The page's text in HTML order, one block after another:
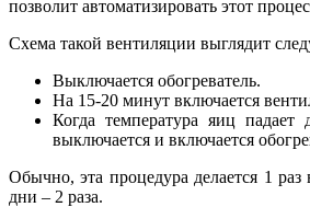
позволит автоматизировать этот
Схема такой вентиляции выглядит
Выключается обогреватель.
На 15-20 минут включается
Когда температура яиц падает
выключается и включается
Обычно, эта процедура делается 1
дни – 2 раза.